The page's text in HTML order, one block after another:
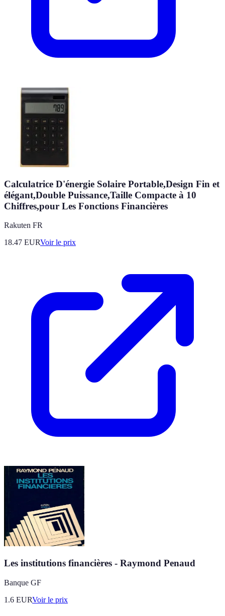
Calculatrice D'énergie Solaire Portable,Design Fin et
élégant,Double Puissance,Taille Compacte à 10
Chiffres,pour Les Fonctions Financières
Rakuten FR
18.47 EURVoir le prix
Les institutions financières - Raymond Penaud
Banque GF
1.6 EURVoir le prix